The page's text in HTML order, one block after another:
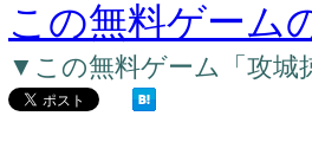
この無料ゲーム
▼この無料ゲーム「攻城